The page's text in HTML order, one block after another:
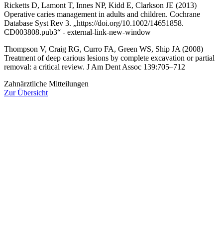
Ricketts D, Lamont T, Innes NP, Kidd E, Clarkson JE (2013)
Operative caries management in adults and children. Cochrane
Database Syst Rev 3. „https://doi.org/10.1002/14651858.
CD003808.pub3“ - external-link-new-window
Thompson V, Craig RG, Curro FA, Green WS, Ship JA (2008)
Treatment of deep carious lesions by complete excavation or partial
removal: a critical review. J Am Dent Assoc 139:705–712
Zahnärztliche Mitteilungen
Zur Übersicht